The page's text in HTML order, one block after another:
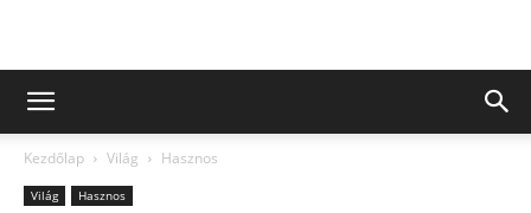
Kezdőlap Világ Hasznos
Világ Hasznos